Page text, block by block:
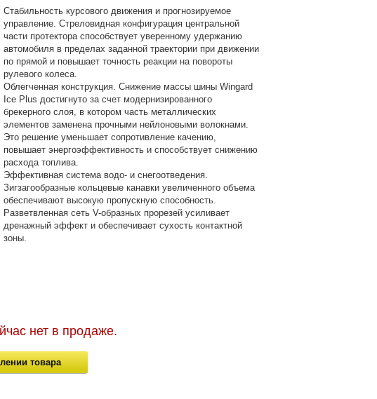
Стабильность курсового движения и прогнозируемое
управление. Стреловидная конфигурация центральной
части протектора способствует уверенному удержанию
автомобиля в пределах заданной траектории при движении
по прямой и повышает точность реакции на повороты
рулевого колеса.
Облегченная конструкция. Снижение массы шины Wingard
Ice Plus достигнуто за счет модернизированного
брекерного слоя, в котором часть металлических
элементов заменена прочными нейлоновыми волокнами.
Это решение уменьшает сопротивление качению,
повышает энергоэффективность и способствует снижению
расхода топлива.
Эффективная система водо- и снегоотведения.
Зигзагообразные кольцевые канавки увеличенного объема
обеспечивают высокую пропускную способность.
Разветвленная сеть V-образных прорезей усиливает
дренажный эффект и обеспечивает сухость контактной
зоны.
нет в продаже.
товара